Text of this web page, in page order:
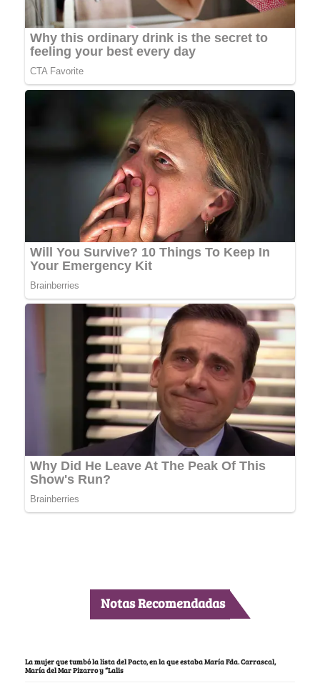
Notas Recomendadas
La mujer que tumbó la lista del Pacto, en la que estaba María Fda. Carrascal,
María del Mar Pizarro y “Lalis